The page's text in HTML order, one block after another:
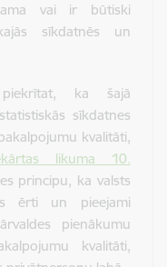
vai ir būtiski
sīkdatnēs un
ka šajā
sīkdatnes
kvalitāti,
likuma 10.
principu, ka valsts
ērti un pieejami
pienākumu
kvalitāti,